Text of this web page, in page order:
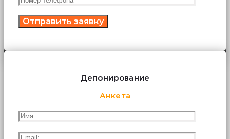
Депонирование
Анкета